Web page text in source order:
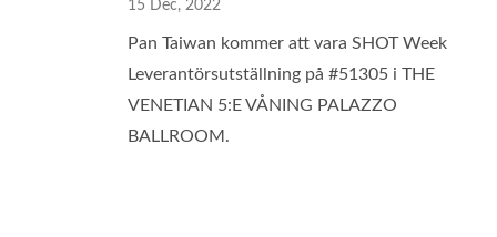
15 Dec, 2022
Pan Taiwan kommer att vara SHOT Week
Leverantörsutställning på #51305 i THE
VENETIAN 5:E VÅNING PALAZZO
BALLROOM.